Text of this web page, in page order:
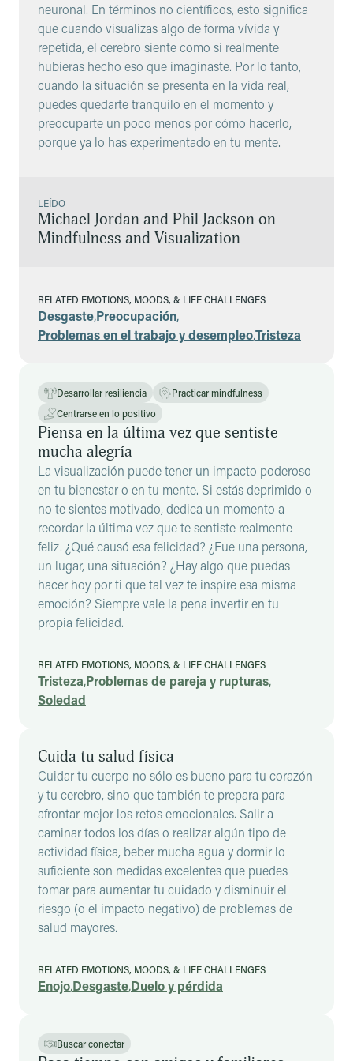
neuronal. En términos no científicos, esto significa
que cuando visualizas algo de forma vívida y
repetida, el cerebro siente como si realmente
hubieras hecho eso que imaginaste. Por lo tanto,
cuando la situación se presenta en la vida real,
puedes quedarte tranquilo en el momento y
preocuparte un poco menos por cómo hacerlo,
porque ya lo has experimentado en tu mente.
LEÍDO
Michael Jordan and Phil Jackson on
Mindfulness and Visualization
RELATED EMOTIONS, MOODS, & LIFE CHALLENGES
Desgaste,Preocupación,
Problemas en el trabajo y desempleo,Tristeza
Desarrollar resiliencia
Practicar mindfulness
Centrarse en lo positivo
Piensa en la última vez que sentiste
mucha alegría
La visualización puede tener un impacto poderoso
en tu bienestar o en tu mente. Si estás deprimido o
no te sientes motivado, dedica un momento a
recordar la última vez que te sentiste realmente
feliz. ¿Qué causó esa felicidad? ¿Fue una persona,
un lugar, una situación? ¿Hay algo que puedas
hacer hoy por ti que tal vez te inspire esa misma
emoción? Siempre vale la pena invertir en tu
propia felicidad.
RELATED EMOTIONS, MOODS, & LIFE CHALLENGES
Tristeza,Problemas de pareja y rupturas,
Soledad
Cuida tu salud física
Cuidar tu cuerpo no sólo es bueno para tu corazón
y tu cerebro, sino que también te prepara para
afrontar mejor los retos emocionales. Salir a
caminar todos los días o realizar algún tipo de
actividad física, beber mucha agua y dormir lo
suficiente son medidas excelentes que puedes
tomar para aumentar tu cuidado y disminuir el
riesgo (o el impacto negativo) de problemas de
salud mayores.
RELATED EMOTIONS, MOODS, & LIFE CHALLENGES
Enojo,Desgaste,Duelo y pérdida
Buscar conectar